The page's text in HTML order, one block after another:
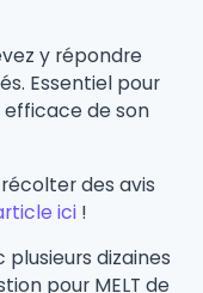
y répondre
Essentiel pour
de son
des avis
ici !
plusieurs dizaines
pour MELT de